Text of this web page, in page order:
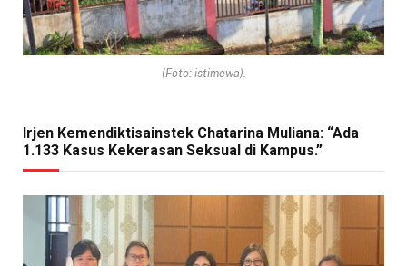
(Foto: istimewa).
Irjen Kemendiktisainstek Chatarina Muliana: “Ada
1.133 Kasus Kekerasan Seksual di Kampus.”